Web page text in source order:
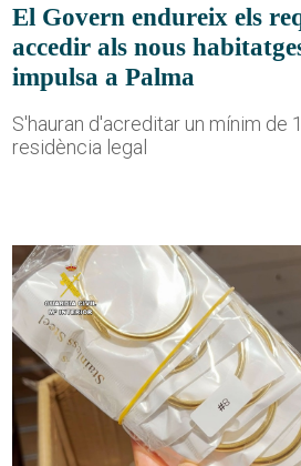
El Govern endureix els
accedir als nous
impulsa a Palma
S'hauran d'acreditar un mínim de
residència legal